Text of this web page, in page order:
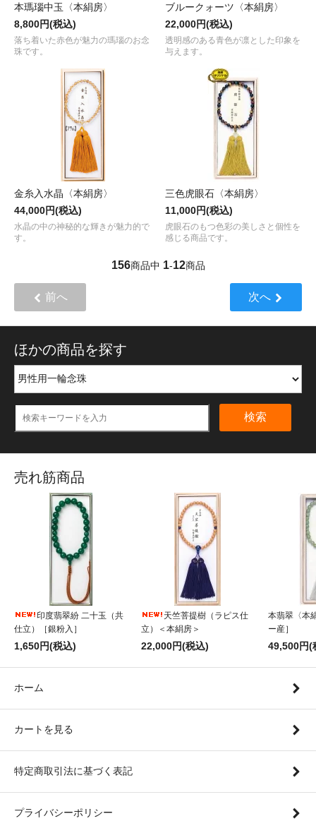
本瑪瑙中玉〈本絹房〉
8,800円(税込)
落ち着いた赤色が魅力の瑪瑙のお念
珠です。
ブルークォーツ〈本絹房〉
22,000円(税込)
透明感のある青色が凛とした印象を
与えます。
金糸入水晶〈本絹房〉
44,000円(税込)
水晶の中の神秘的な輝きが魅力的で
す。
三色虎眼石〈本絹房〉
11,000円(税込)
虎眼石のもつ色彩の美しさと個性を
感じる商品です。
156商品中 1-12商品
前へ 次へ
ほかの商品を探す
検索
売れ筋商品
印度翡翠紛 二十玉（共
仕立）［銀粉入］
1,650円(税込)
天竺菩提樹（ラピス仕
立）＜本絹房＞
22,000円(税込)
本翡翠〈本
ー産］
49,500円(
ホーム
カートを見る
特定商取引法に基づく表記
プライバシーポリシー